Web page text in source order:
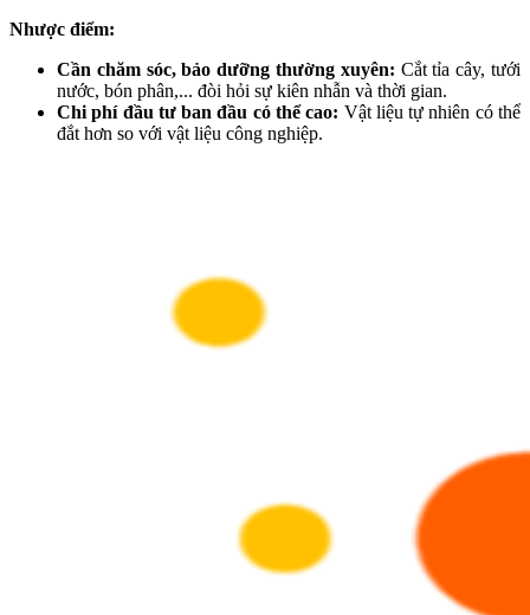
Nhược điểm:
Cần chăm sóc, bảo dưỡng thường xuyên: Cắt tỉa cây, tưới
nước, bón phân,... đòi hỏi sự kiên nhẫn và thời gian.
Chi phí đầu tư ban đầu có thể cao: Vật liệu tự nhiên có thể
đắt hơn so với vật liệu công nghiệp.